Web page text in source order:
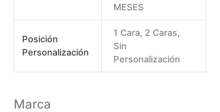
MESES
Posición
Personalización
1 Cara, 2 Caras,
Sin
Personalización
Marca